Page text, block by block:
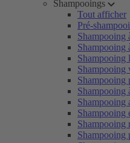
Shampooings
Tout afficher
Pré-
Shampooing
Shampooing
Shampooing
Shampooing
Shampooing
Shampooing
Shampooing
Shampooing
Shampooing
Shampooing